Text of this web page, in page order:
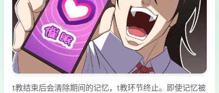
t教结束后会清除期间的记忆，t教环节终止。即使记忆被